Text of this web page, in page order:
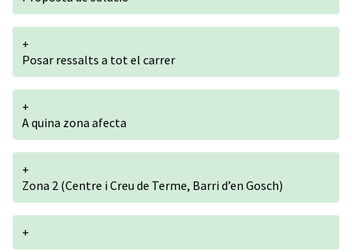
+
Posar ressalts a tot el carrer
+
A quina zona afecta
+
Zona 2 (Centre i Creu de Terme, Barri d’en Gosch)
+